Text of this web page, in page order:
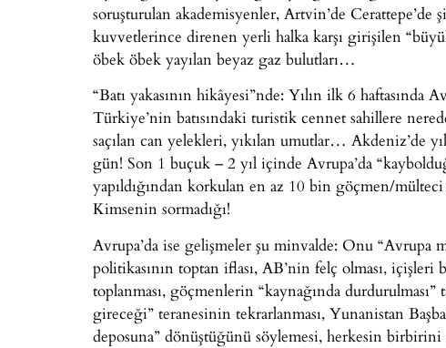
soruşturulan akademisyenler, Artvin’de Cerattepe’de
kuvvetlerince direnen yerli halka karşı girişilen
öbek öbek yayılan beyaz gaz bulutları…
“Batı yakasının hikâyesi”nde: Yılın ilk 6
Türkiye’nin batısındaki turistik cennet sahillere
saçılan can yelekleri, yıkılan umutlar… Akdeniz’de
gün! Son 1 buçuk – 2 yıl içinde Avrupa’da
yapıldığından korkulan en az 10 bin göçmen/
Kimsenin sormadığı!
Avrupa’da ise gelişmeler şu minvalde: Onu “Avrupa
politikasının toptan iflası, AB’nin felç olması, içişleri
toplanması, göçmenlerin “kaynağında
gireceği” teranesinin tekrarlanması, Yunanistan
deposuna” dönüştüğünü söylemesi, herkesin birbirini